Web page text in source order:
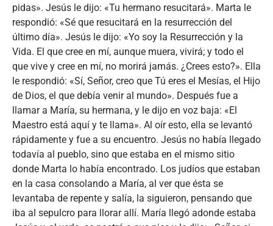
pidas». Jesús le dijo: «Tu hermano resucitará». Marta le
respondió: «Sé que resucitará en la resurrección del
último día». Jesús le dijo: «Yo soy la Resurrección y la
Vida. El que cree en mí, aunque muera, vivirá; y todo el
que vive y cree en mí, no morirá jamás. ¿Crees esto?». Ella
le respondió: «Sí, Señor, creo que Tú eres el Mesías, el Hijo
de Dios, el que debía venir al mundo». Después fue a
llamar a María, su hermana, y le dijo en voz baja: «El
Maestro está aquí y te llama». Al oír esto, ella se levantó
rápidamente y fue a su encuentro. Jesús no había llegado
todavía al pueblo, sino que estaba en el mismo sitio
donde Marta lo había encontrado. Los judíos que estaban
en la casa consolando a María, al ver que ésta se
levantaba de repente y salía, la siguieron, pensando que
iba al sepulcro para llorar allí. María llegó adonde estaba